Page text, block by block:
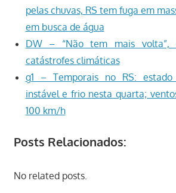
pelas chuvas, RS tem fuga em
em busca de água
DW – “Não tem mais volta”,
catástrofes climáticas
g1 – Temporais no RS:
instável e frio nesta quarta;
100 km/h
Posts Relacionados:
No related posts.